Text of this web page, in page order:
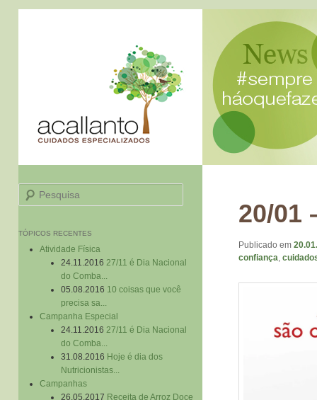
Pesquisa
TÓPICOS RECENTES
Atividade Física
24.11.2016 27/11 é Dia Nacional
do Comba...
05.08.2016 10 coisas que você
precisa sa...
Campanha Especial
24.11.2016 27/11 é Dia Nacional
do Comba...
31.08.2016 Hoje é dia dos
Nutricionistas...
Campanhas
26.05.2017 Receita de Arroz Doce
20/01
Publicado em
confiança